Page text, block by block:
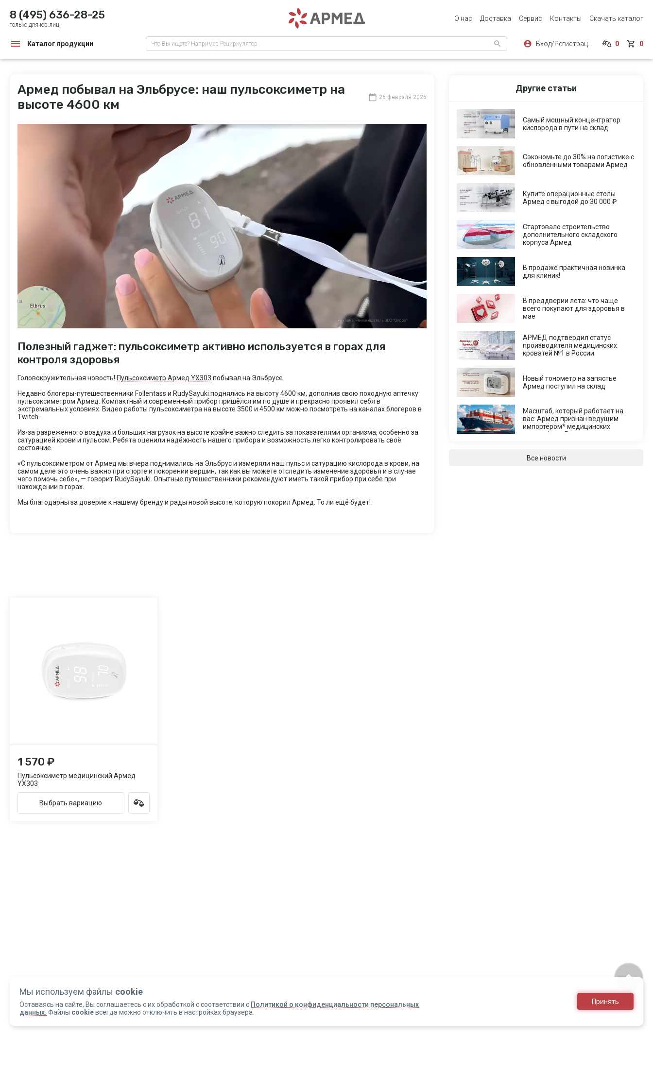
8 (495) 636-28-25
только для юр.лиц
О нас Доставка Сервис Контакты Скачать каталог
Каталог продукции Что Вы ищете? Например Рециркулятор 0 0
Армед побывал на Эльбрусе: наш пульсоксиметр на
высоте 4600 км
26 февраля 2026
Полезный гаджет: пульсоксиметр активно используется в горах для
контроля здоровья
Головокружительная новость! Пульсоксиметр Армед YX303 побывал на Эльбрусе.
Недавно блогеры-путешественники Follentass и RudySayuki поднялись на высоту 4600 км, дополнив свою походную аптечку
пульсоксиметром Армед. Компактный и современный прибор пришёлся им по душе и прекрасно проявил себя в
экстремальных условиях. Видео работы пульсоксиметра на высоте 3500 и 4500 км можно посмотреть на каналах блогеров в
Twitch.
Из-за разреженного воздуха и больших нагрузок на высоте крайне важно следить за показателями организма, особенно за
сатурацией крови и пульсом. Ребята оценили надёжность нашего прибора и возможность легко контролировать своё
состояние.
«С пульсоксиметром от Армед мы вчера поднимались на Эльбрус и измеряли наш пульс и сатурацию кислорода в крови, на
самом деле это очень важно при спорте и покорении вершин, так как вы можете отследить изменение здоровья и в случае
чего помочь себе», — говорит RudySayuki. Опытные путешественники рекомендуют иметь такой прибор при себе при
нахождении в горах.
Мы благодарны за доверие к нашему бренду и рады новой высоте, которую покорил Армед. То ли ещё будет!
Другие статьи
Самый мощный концентратор
кислорода в пути на склад
Сэкономьте до 30% на логистике с
обновлёнными товарами Армед
Купите операционные столы
Армед с выгодой до 30 000 ₽
Стартовало строительство
дополнительного складского
корпуса Армед
В продаже практичная новинка
для клиник!
В преддверии лета: что чаще
всего покупают для здоровья в
мае
АРМЕД подтвердил статус
производителя медицинских
кроватей №1 в России
Новый тонометр на запястье
Армед поступил на склад
Масштаб, который работает на
вас: Армед признан ведущим
импортёром* медицинских
центрифуг в России
Все новости
1 570 ₽
Пульсоксиметр медицинский Армед
YX303
Выбрать вариацию
Мы используем файлы cookie
Оставаясь на сайте, Вы соглашаетесь с их обработкой с соответствии с Политикой о конфиденциальности персональных
данных. Файлы cookieвсегда можно отключить в настройках браузера.
Принять